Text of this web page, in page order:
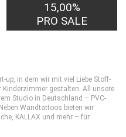
15,00%
PRO SALE
up, in dem wir mit viel Liebe Stoff-
gestalten. All unsere
Studio in Deutschland – PVC-
Wandtattoos bieten wir
KALLAX und mehr – für